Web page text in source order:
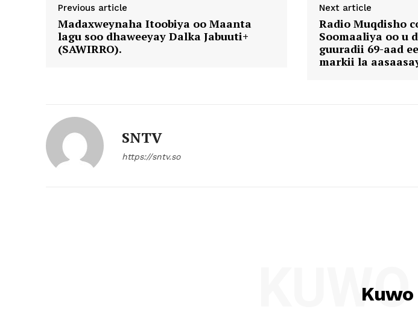
Previous article
Madaxweynaha Itoobiya oo Maanta
lagu soo dhaweeyay Dalka Jabuuti+
(SAWIRRO).
Next article
Radio Muqdisho
Soomaaliya oo u
guuradii 69-aad
markii la
SNTV
https://sntv.so